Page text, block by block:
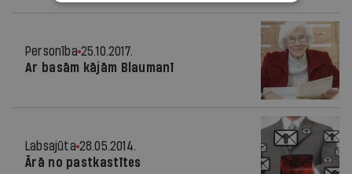
Personība 25.10.2017.
Ar basām kājām Blaumanī
Labsajūta 28.05.2014.
Ārā no pastkastītes